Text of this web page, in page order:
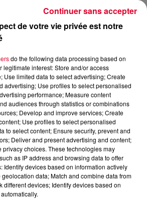
LES 24 ET 26 SEPTEMBRE
2025 à 14h18 par Alexandre
de votre vie privée est notre
do the following data processing based on
legitimate interest: Store and/or access
Use limited data to select advertising; Create
advertising; Use profiles to select personalised
performance; Measure content
audiences through statistics or combinations
Develop and improve services; Create
Use profiles to select personalised
to select content; Ensure security, prevent and
Deliver and present advertising and content;
privacy choices. These technologies may
as IP address and browsing data to offer
Identify devices based on information actively
data; Match and combine data from
different devices; Identify devices based on
Continuer sans accepter